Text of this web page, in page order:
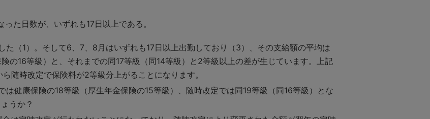
た日数が、いずれも17日以上である。
た（1）。そして6、7、8月はいずれも17日以上出勤しており（3）、その支給額の平均は
の16等級）と、それまでの同17等級（同14等級）と2等級以上の差が生じています。上記
随時改定で保険料が2等級分上がることになります。
は健康保険の18等級（厚生年金保険の15等級）、随時改定では同19等級（同16等級）とな
うか？